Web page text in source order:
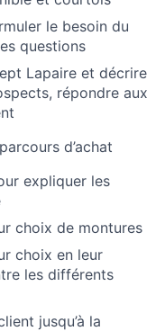
le besoin du
questions
Lapaire et décrire
répondre aux
d’achat
expliquer les
choix de montures
choix en leur
les différents
jusqu’à la